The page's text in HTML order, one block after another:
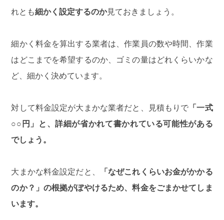
れとも細かく設定するのか見ておきましょう。
細かく料金を算出する業者は、作業員の数や時間、作業
はどこまでを希望するのか、ゴミの量はどれくらいかな
ど、細かく決めています。
対して料金設定が大まかな業者だと、見積もりで 「一式
○○円」と、詳細が省かれて書かれている可能性がある
でしょう。
大まかな料金設定だと、
「なぜこれくらいお金がかかる
のか？」の根拠がぼやけるため、料金をごまかせてしま
います。